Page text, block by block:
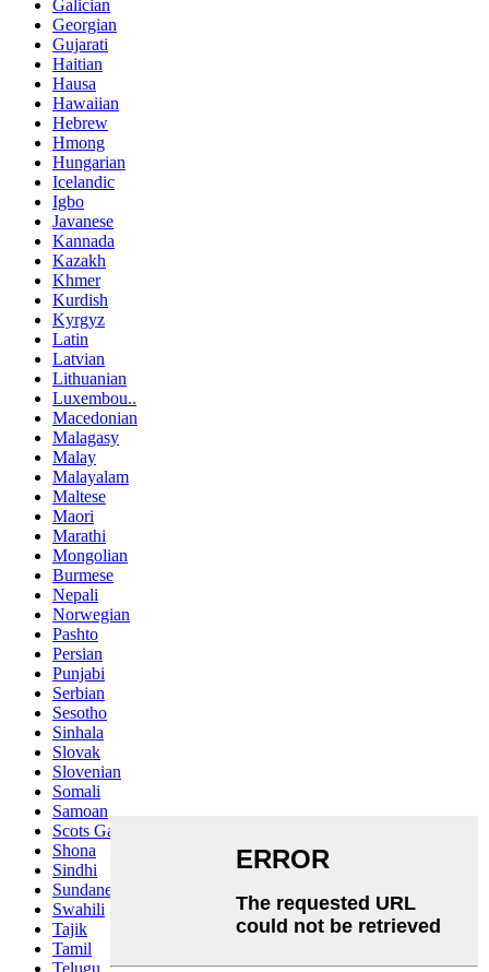
Galician
Georgian
Gujarati
Haitian
Hausa
Hawaiian
Hebrew
Hmong
Hungarian
Icelandic
Igbo
Javanese
Kannada
Kazakh
Khmer
Kurdish
Kyrgyz
Latin
Latvian
Lithuanian
Luxembou..
Macedonian
Malagasy
Malay
Malayalam
Maltese
Maori
Marathi
Mongolian
Burmese
Nepali
Norwegian
Pashto
Persian
Punjabi
Serbian
Sesotho
Sinhala
Slovak
Slovenian
Somali
Samoan
Scots Gaelic
Shona
Sindhi
Sundanese
Swahili
Tajik
Tamil